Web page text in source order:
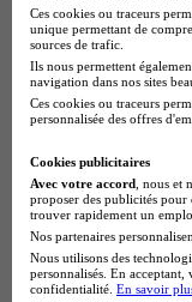
Aucun avis
Bordeaux
Ces cookies ou traceurs
unique permettant de
sources de trafic.
Ils nous permettent
navigation dans nos sites
Ces cookies ou traceurs
personnalisée des offres
Cookies publicitaires
Avec votre accord , nous
proposer des publicités pour
trouver rapidement un
Nos partenaires
Nous utilisons des
personnalisés. En
confidentialité. En savoir